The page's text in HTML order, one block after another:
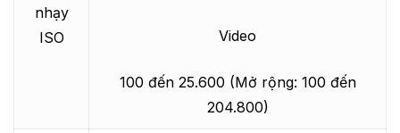
nhạy
ISO
Video
100 đến 25.600 (Mở rộng: 100 đến
204.800)